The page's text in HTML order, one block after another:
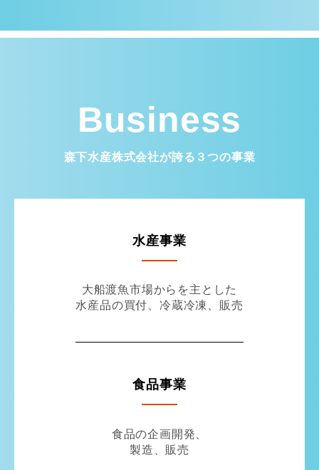
Business
森下水産株式会社が誇る３つの事業
水産事業
大船渡魚市場からを主とした
水産品の買付、冷蔵冷凍、販売
食品事業
食品の企画開発、
製造、販売